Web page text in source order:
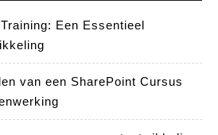
Een Essentieel
van een SharePoint Cursus